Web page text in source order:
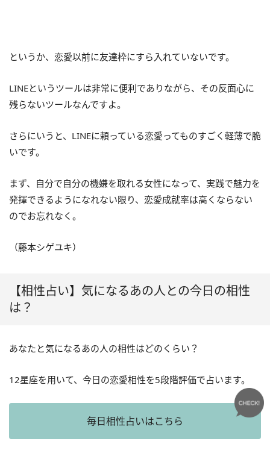
というか、恋愛以前に友達枠にすら入れていないです。
LINEというツールは非常に便利でありながら、その反面心に
残らないツールなんですよ。
さらにいうと、LINEに頼っている恋愛ってものすごく軽薄で脆
いです。
まず、自分で自分の機嫌を取れる女性になって、実践で魅力を
発揮できるようになれない限り、恋愛成就率は高くならない
のでお忘れなく。
（藤本シゲユキ）
【相性占い】気になるあの人との今日の相性
は？
あなたと気になるあの人の相性はどのくらい？
12星座を用いて、今日の恋愛相性を5段階評価で占います。
毎日相性占いはこちら